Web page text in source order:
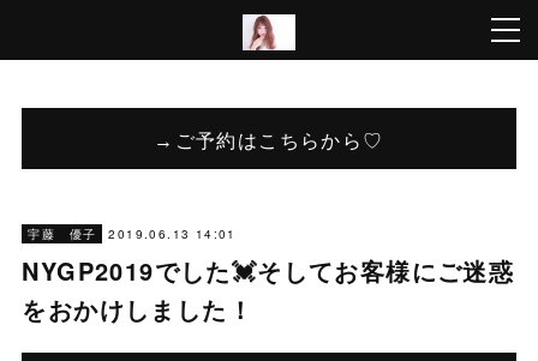
→ご予約はこちらから♡
宇藤 優子 2019.06.13 14:01
NYGP2019でした💓そしてお客様にご迷惑
をおかけしました！